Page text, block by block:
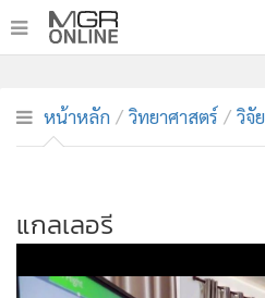
• ทันเหตุการณ์
• ภาคใต้
• Online Section
• บันเทิง
• ผู้จัดการรายวัน
หน้าหลัก วิทยาศาสตร์ วิจัย
แกลเลอรี